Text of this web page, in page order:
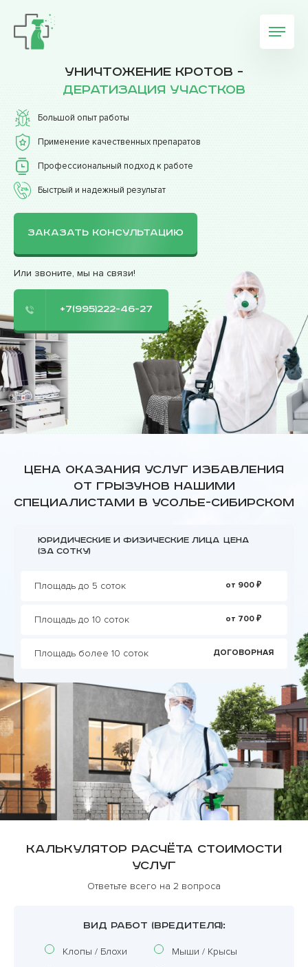
Уничтожение кротов -
дератизация участков
Большой опыт работы
Применение качественных препаратов
Профессиональный подход к работе
Быстрый и надежный результат
ЗАКАЗАТЬ КОНСУЛЬТАЦИЮ
Или звоните, мы на связи!
+7(995)222-46-27
Цена оказания услуг избавления
от грызунов нашими
специалистами в Усолье-Сибирском
Юридические и физические лица
(за сотку)
Цена
Площадь до 5 соток от 900 ₽
Площадь до 10 соток от 700 ₽
Площадь более 10 соток ДОГОВОРНАЯ
Калькулятор расчёта стоимости
услуг
Ответьте всего на 2 вопроса
ВИД РАБОТ (ВРЕДИТЕЛЯ):
Клопы / Блохи Мыши / Крысы